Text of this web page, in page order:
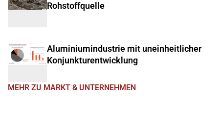
Rohstoffquelle
Aluminiumindustrie mit uneinheitlicher
Konjunkturentwicklung
MEHR ZU MARKT & UNTERNEHMEN